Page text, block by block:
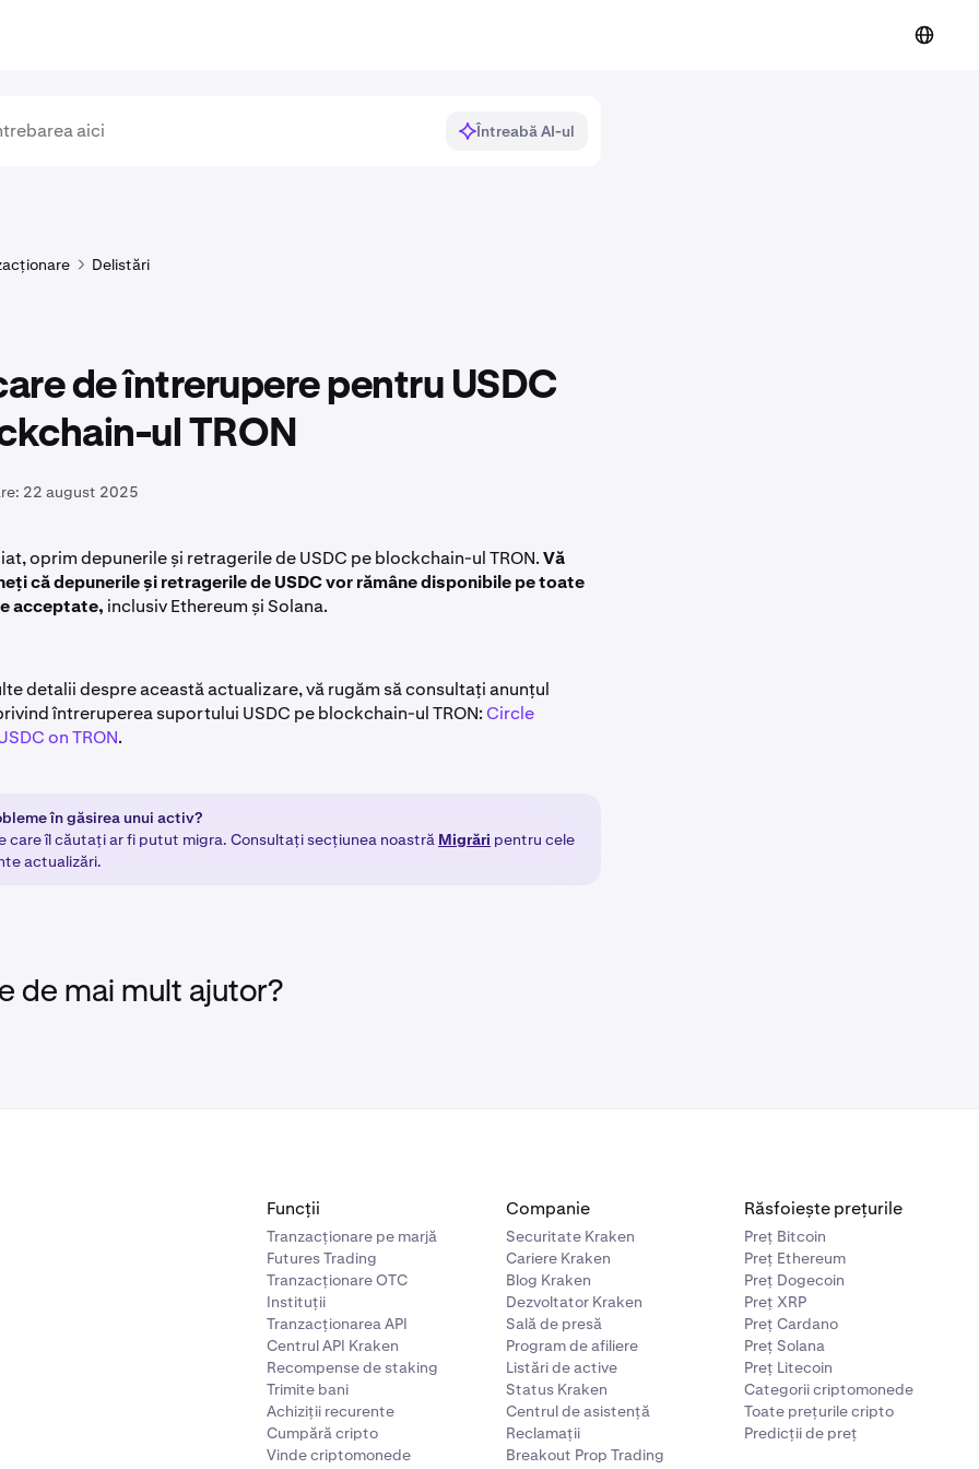
Întreabă AI-ul
Delistări
de întrerupere pentru USDC
ul TRON
22 august 2025
oprim depunerile și retragerile de USDC pe blockchain-ul TRON.Vă
că depunerile și retragerile de USDC vor rămâne disponibile pe toate
acceptate, inclusiv Ethereum și Solana.
detalii despre această actualizare, vă rugăm să consultați anunțul
întreruperea suportului USDC pe blockchain-ul TRON: Circle
on TRON.
în găsirea unui activ?
care îl căutați ar fi putut migra. Consultați secțiunea noastră Migrări pentru cele
actualizări.
de mai mult ajutor?
Funcții
Tranzacționare pe marjă
Futures Trading
Tranzacționare OTC
Instituții
Tranzacționarea API
Centrul API Kraken
Recompense de staking
Trimite bani
Achiziții recurente
Cumpără cripto
Vinde criptomonede
Companie
Securitate Kraken
Cariere Kraken
Blog Kraken
Dezvoltator Kraken
Sală de presă
Program de afiliere
Listări de active
Status Kraken
Centrul de asistență
Reclamații
Breakout Prop Trading
Răsfoiește prețurile
Preț Bitcoin
Preț Ethereum
Preț Dogecoin
Preț XRP
Preț Cardano
Preț Solana
Preț Litecoin
Categorii criptomonede
Toate prețurile cripto
Predicții de preț